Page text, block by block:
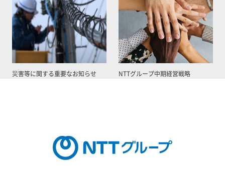
災害等に関する重要なお知らせ NTTグループ中期経営戦略